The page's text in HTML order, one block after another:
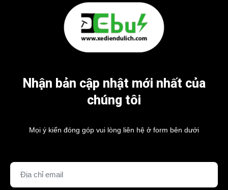
Nhận bản cập nhật mới nhất của
chúng tôi
Mọi ý kiến đóng góp vui lòng liên hệ ở form bên dưới